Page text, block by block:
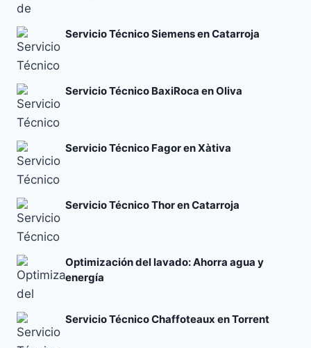
Servicio Técnico Siemens en Catarroja
Servicio Técnico BaxiRoca en Oliva
Servicio Técnico Fagor en Xàtiva
Servicio Técnico Thor en Catarroja
Optimización del lavado: Ahorra agua y
energía
Servicio Técnico Chaffoteaux en Torrent